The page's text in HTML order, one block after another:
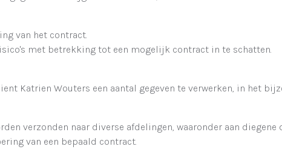
van het contract.
met betrekking tot een mogelijk contract in te schatten.
Katrien Wouters een aantal gegeven te verwerken, in het
verzonden naar diverse afdelingen, waaronder aan diegene
van een bepaald contract.